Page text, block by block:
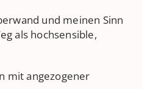
und meinen Sinn
als hochsensible,
mit angezogener